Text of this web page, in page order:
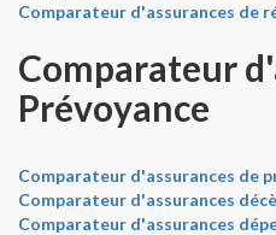
Comparateur d'assurances de
Comparateur
Prévoyance
Comparateur d'assurances de
Comparateur d'assurances
Comparateur d'assurances